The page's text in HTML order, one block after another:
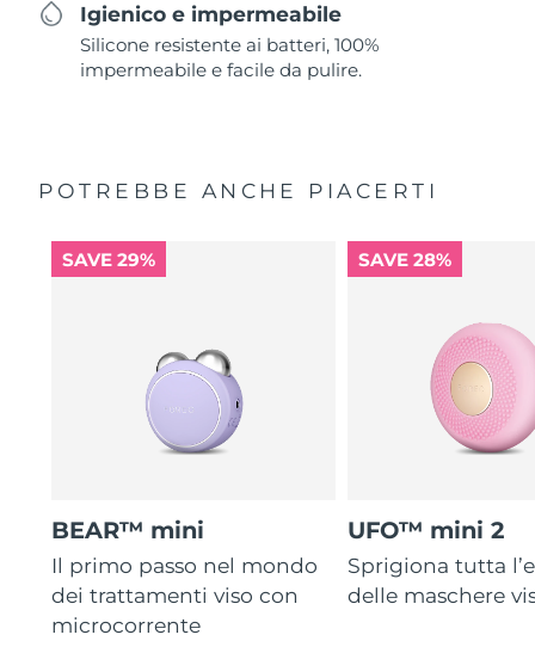
Igienico e impermeabile
Silicone resistente ai batteri, 100%
impermeabile e facile da pulire.
POTREBBE ANCHE PIACERTI
SAVE 29%
BEAR™ mini
Il primo passo nel mondo
dei trattamenti viso con
microcorrente
SAVE 28%
UFO™ mini 2
Sprigiona tutta
delle maschere